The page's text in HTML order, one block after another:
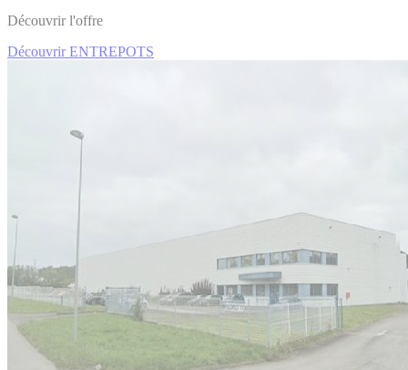
Découvrir l'offre
Découvrir ENTREPOTS